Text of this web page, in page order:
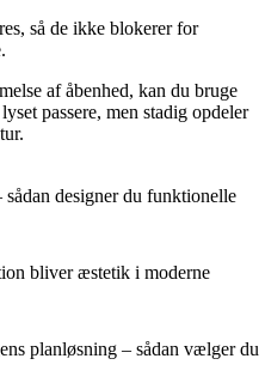
så de ikke blokerer for
af åbenhed, kan du bruge
passere, men stadig opdeler
designer du funktionelle
bliver æstetik i moderne
planløsning – sådan vælger du